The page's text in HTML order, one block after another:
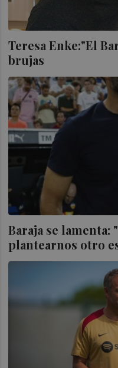
Teresa Enke:"El
brujas
Baraja se
plantearnos otro